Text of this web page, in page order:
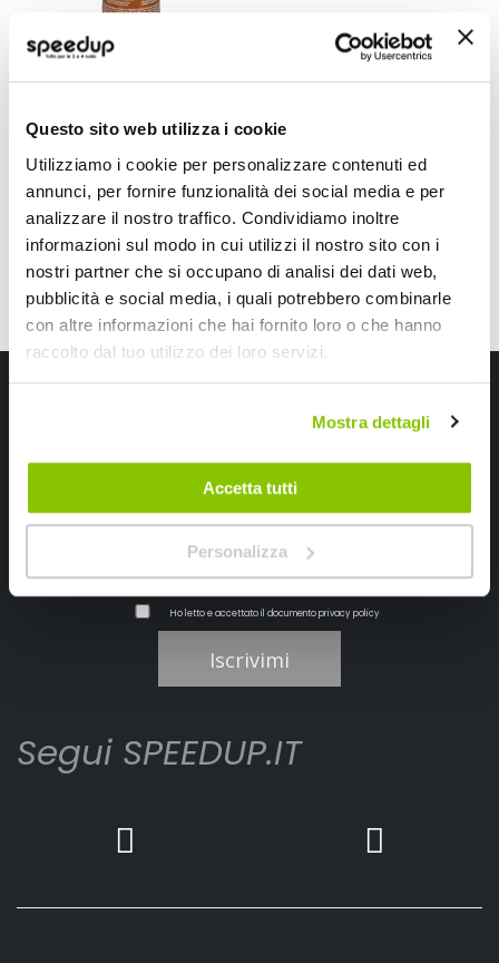
Questo sito web utilizza i cookie
Utilizziamo i cookie per personalizzare contenuti ed
annunci, per fornire funzionalità dei social media e per
analizzare il nostro traffico. Condividiamo inoltre
informazioni sul modo in cui utilizzi il nostro sito con i
nostri partner che si occupano di analisi dei dati web,
pubblicità e social media, i quali potrebbero combinarle
con altre informazioni che hai fornito loro o che hanno
raccolto dal tuo utilizzo dei loro servizi.
Mostra dettagli
Accetta tutti
Personalizza
Pasta per
guarnizioni Copper
PERMATEX
331ml
49,50 €
Spedizione gratuita!
Mostra
Iscriviti alla newsletter Speedup
Ricevi subito uno sconto del 10% per il tuo primo acquisto online!
Ho letto e accettato il documentoprivacy policy
Iscrivimi
Segui SPEEDUP.IT